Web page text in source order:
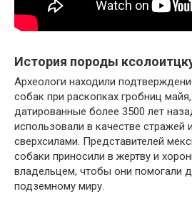
История породы
Археологи находили
собак при раскопках гробниц
датированные более 3500 лет
использовали в качестве стражей
сверхсилами. Представителей
собаки приносили в жертву и
владельцем, чтобы они помогали
подземному миру.